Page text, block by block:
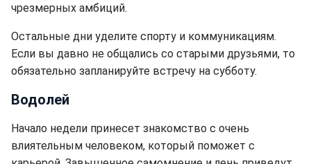
чрезмерных амбиций.
Остальные дни уделите спорту и коммуникациям.
Если вы давно не общались со старыми друзьями, то
обязательно запланируйте встречу на субботу.
Водолей
Начало недели принесет знакомство с очень
влиятельным человеком, который поможет с